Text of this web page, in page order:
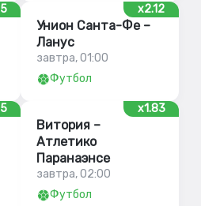
x2.12
Унион Санта-Фе –
Ланус
завтра, 01:00
Футбол
x1.83
Витория –
Атлетико
Паранаэнсе
завтра, 02:00
Футбол